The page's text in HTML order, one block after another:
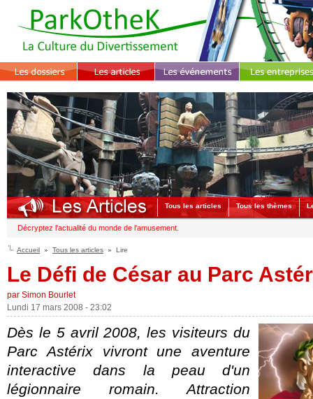
Tous les articles Tous les thèmes
Décryptez l'actualité du monde de l'amusement.
Accueil Tous les articles Lire
Le Défi de César au Parc
par Simon Bourlet
Lundi 17 mars 2008 - 23:02
Dès le 5 avril 2008, les visiteurs du
Parc Astérix vivront une aventure
interactive dans la peau d'un
légionnaire romain. Attraction